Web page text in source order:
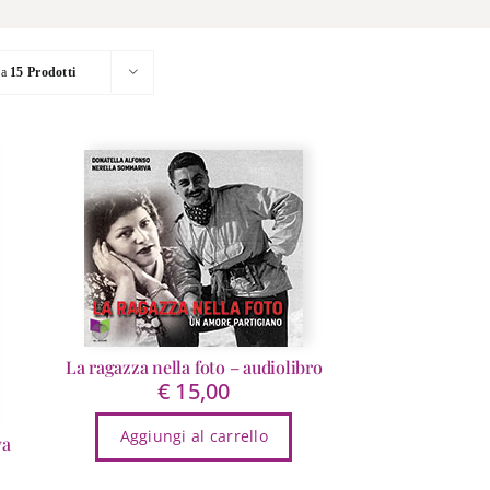
15 Prodotti
La ragazza nella foto – audiolibro
€ 15,00
Aggiungi al carrello